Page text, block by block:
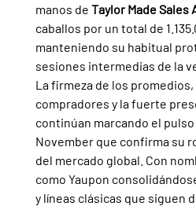
manos de Taylor Made Sales
caballos por un total de
manteniendo su habitual
sesiones intermedias de la
La firmeza de los
compradores y la fuerte
continúan marcando el
November que confirma su
del mercado global. Con
como Yaupon
y líneas clásicas que siguen